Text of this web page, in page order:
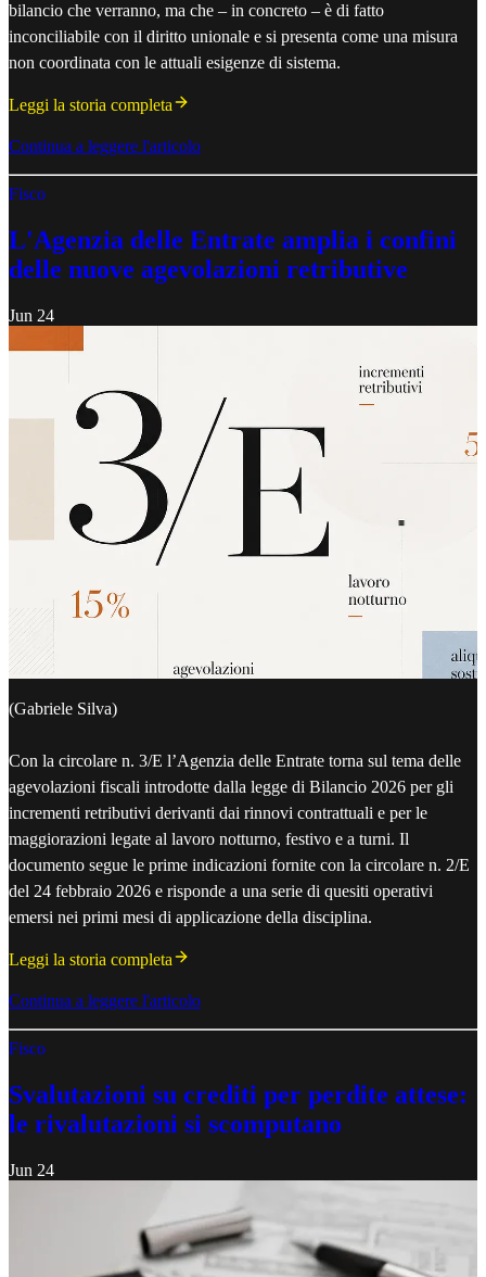
bilancio che verranno, ma che – in concreto – è di fatto
inconciliabile con il diritto unionale e si presenta come una misura
non coordinata con le attuali esigenze di sistema.
Leggi la storia completa
Continua a leggere l'articolo
Fisco
L'Agenzia delle Entrate amplia i confini
delle nuove agevolazioni retributive
Jun 24
(Gabriele Silva)
Con la circolare n. 3/E l’Agenzia delle Entrate torna sul tema delle
agevolazioni fiscali introdotte dalla legge di Bilancio 2026 per gli
incrementi retributivi derivanti dai rinnovi contrattuali e per le
maggiorazioni legate al lavoro notturno, festivo e a turni. Il
documento segue le prime indicazioni fornite con la circolare n. 2/E
del 24 febbraio 2026 e risponde a una serie di quesiti operativi
emersi nei primi mesi di applicazione della disciplina.
Leggi la storia completa
Continua a leggere l'articolo
Fisco
Svalutazioni su crediti per perdite attese:
le rivalutazioni si scomputano
Jun 24